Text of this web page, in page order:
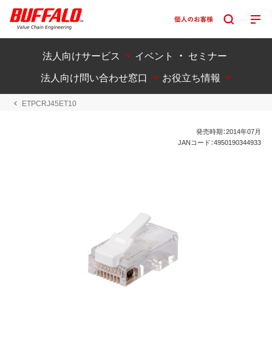
法人向けサービス
イベント ・ セミナー
法人向け問い合わせ窓口
お役立ち情報
ETPCRJ45ET10
発売時期：2014年07月
JANコード：4950190344933